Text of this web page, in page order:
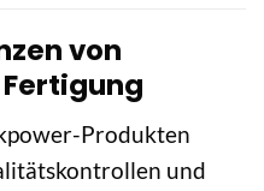
von
Produkten
und